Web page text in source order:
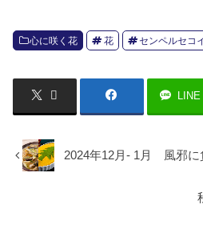
心に咲く花 花 センペルセコ
LINE
2024年12月- 1月 風邪に